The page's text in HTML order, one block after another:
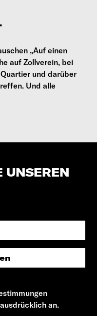
„Auf einen
auf Zollverein, bei
und darüber
Und alle
UNSEREN
an.